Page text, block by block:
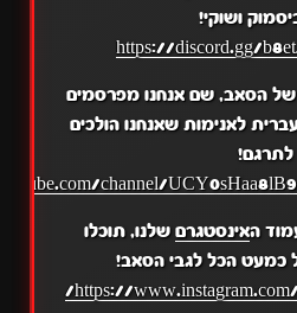
ושוקי!
https://discord.gg/
של הסאב, שם אנחנו מפרסמים
לאנימות שאנחנו הולכים
לתרגם!
channel/
האינסטגרםשלנו, תוכלו
כמעט הכל לגבי הסאב!
https://www.instagram.com/